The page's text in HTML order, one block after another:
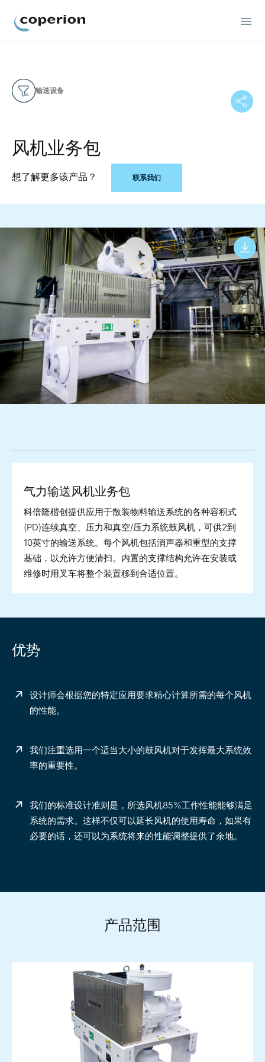
输送设备
风机业务包
想了解更多该产品？ 联系我们
气力输送风机业务包
科倍隆楷创提供应用于散装物料输送系统的各种容积式
(PD)连续真空、压力和真空/压力系统鼓风机，可供2到
10英寸的输送系统。每个风机包括消声器和重型的支撑
基础，以允许方便清扫。内置的支撑结构允许在安装或
维修时用叉车将整个装置移到合适位置。
优势
设计师会根据您的特定应用要求精心计算所需的每个风机
的性能。
我们注重选用一个适当大小的鼓风机对于发挥最大系统效
率的重要性。
我们的标准设计准则是，所选风机85%工作性能能够满足
系统的需求。这样不仅可以延长风机的使用寿命，如果有
必要的话，还可以为系统将来的性能调整提供了余地。
产品范围